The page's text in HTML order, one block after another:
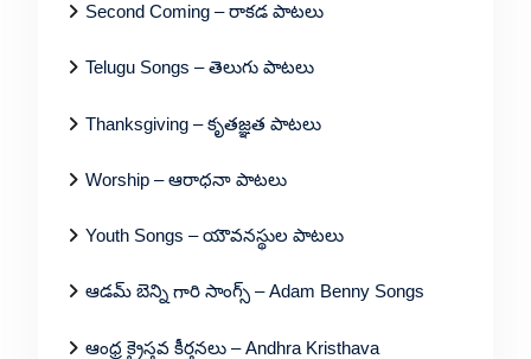
Second Coming – రాకడ పాటలు
Telugu Songs – తెలుగు పాటలు
Thanksgiving – కృతజ్ఞత పాటలు
Worship – ఆరాధనా పాటలు
Youth Songs – యౌవనస్థుల పాటలు
ఆడమ్ బెన్ని గారి సాంగ్స్ – Adam Benny Songs
ఆంధ్ర క్రైస్తవ కీర్తనలు – Andhra Kristhava